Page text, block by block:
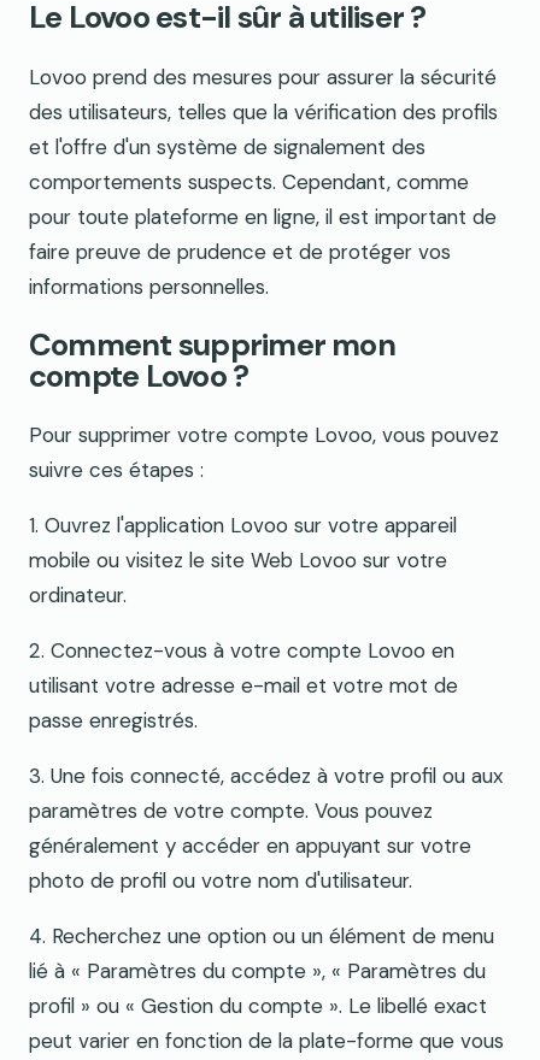
Le Lovoo est-il sûr à utiliser ?
Lovoo prend des mesures pour assurer la sécurité
des utilisateurs, telles que la vérification des profils
et l'offre d'un système de signalement des
comportements suspects. Cependant, comme
pour toute plateforme en ligne, il est important de
faire preuve de prudence et de protéger vos
informations personnelles.
Comment supprimer mon
compte Lovoo ?
Pour supprimer votre compte Lovoo, vous pouvez
suivre ces étapes :
1. Ouvrez l'application Lovoo sur votre appareil
mobile ou visitez le site Web Lovoo sur votre
ordinateur.
2. Connectez-vous à votre compte Lovoo en
utilisant votre adresse e-mail et votre mot de
passe enregistrés.
3. Une fois connecté, accédez à votre profil ou aux
paramètres de votre compte. Vous pouvez
généralement y accéder en appuyant sur votre
photo de profil ou votre nom d'utilisateur.
4. Recherchez une option ou un élément de menu
lié à « Paramètres du compte », « Paramètres du
profil » ou « Gestion du compte ». Le libellé exact
peut varier en fonction de la plate-forme que vous